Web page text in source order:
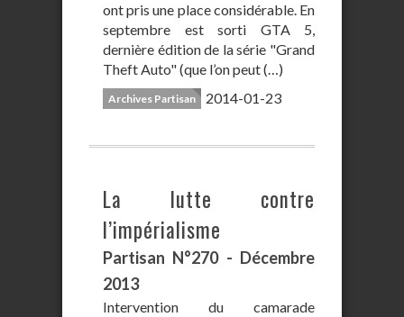
ont pris une place considérable. En
septembre est sorti GTA 5,
dernière édition de la série "Grand
Theft Auto" (que l’on peut (…)
Archives Partisan 2014-01-23
La lutte contre
l’impérialisme
Partisan N°270 - Décembre
2013
Intervention du camarade